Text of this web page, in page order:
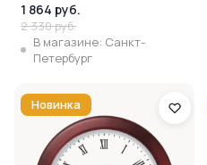
1 864 руб.
2 330 руб.
В магазине: Санкт-
Петербург
Новинка